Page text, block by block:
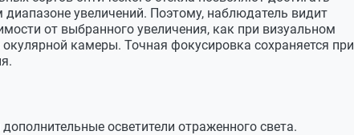
увеличений. Поэтому, наблюдатель видит
от выбранного увеличения, как при визуальном
камеры. Точная фокусировка сохраняется при
осветители отраженного света.
мм
мм